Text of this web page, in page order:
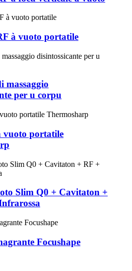
à vuoto portatile
massaggio
per u corpu
vuoto portatile
Slim Q0 + Cavitaton +
Focushape